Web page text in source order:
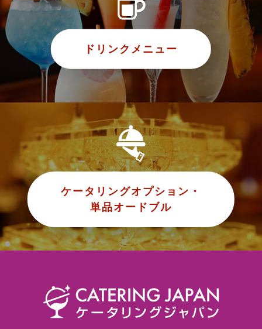
ドリンクメニュー
ケータリングオプション・
単品オードブル